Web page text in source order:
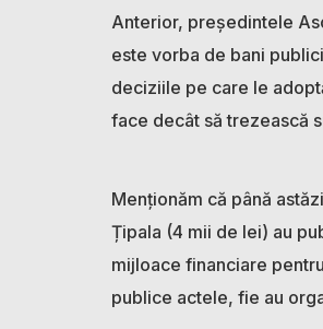
Anterior, președintele
este vorba de bani
deciziile pe care le
face decât să trezească
Menționăm că până
Țipala (4 mii de lei) au
mijloace financiare
publice actele, fie au